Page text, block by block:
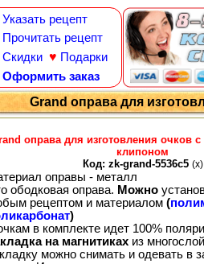
Указать рецепт
Прочитать рецепт
Скидки ♥ Подарки
Оформить заказ
Grand оправа для
оправа для изготовления очков
клипоном
Код: zk-grand-5536c5 (x)
оправы - металл
ободковая оправа. Можно
рецептом и материалом (
)
в комплекте идет 100%
на магнитиках из
можно снимать и одевать в